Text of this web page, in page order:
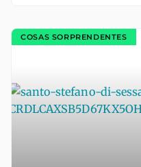
COSAS SORPRENDENTES